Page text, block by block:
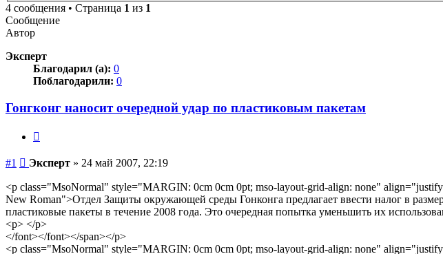
4 сообщения • Страница 1 из 1
Сообщение
Автор
Эксперт
Благодарил (а): 0
Поблагодарили: 0
Гонгконг наносит очередной удар по пластиковым пакетам
#1 Сообщение
Эксперт » 24 май 2007, 22:19
<p class="MsoNormal" style="MARGIN: 0cm 0cm 0pt; mso-layout-grid-align: none"
New Roman">Отдел Защиты окружающей среды Гонконга предлагает ввести налог в
пластиковые пакеты в течение 2008 года. Это очередная попытка уменьшить их
<p> </p>
</font></font></span></p>
<p class="MsoNormal" style="MARGIN: 0cm 0cm 0pt; mso-layout-grid-align: none"